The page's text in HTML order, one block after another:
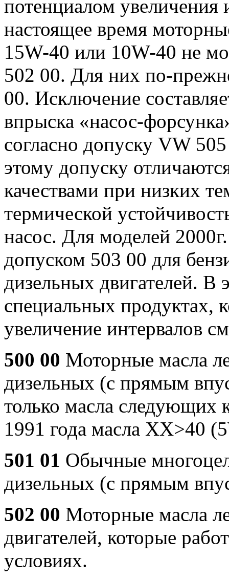
потенциалом увеличения
настоящее время
15W-40 или 10W-40 не
502 00. Для них по-
00. Исключение
впрыска «насос-
согласно допуску VW
этому допуску
качествами при низких
термической
насос. Для моделей
допуском 503 00 для
дизельных двигателей. В
специальных продуктах,
увеличение интервалов
500 00 Моторные масла
дизельных (с прямым
только масла следующих
1991 года масла XX>40
501 01 Обычные
дизельных (с прямым
502 00 Моторные масла
двигателей, которые
условиях.